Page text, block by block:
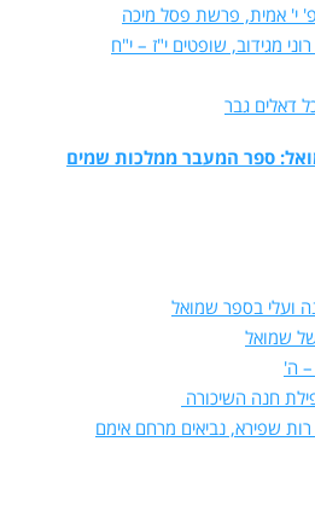
י' אמית, פרשת פסל מיכה
מגידוב, שופטים י"ז – י"ח
דאלים גבר
ספר המעבר ממלכות שמים
ועלי בספר שמואל
של שמואל
ה'
חנה השיכורה
שפירא, נביאים מרחם אימם